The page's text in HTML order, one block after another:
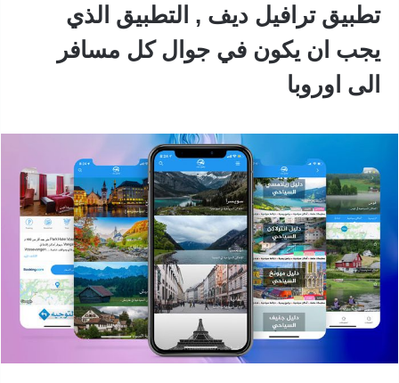
تطبيق ترافيل ديف , التطبيق الذي
يجب ان يكون في جوال كل مسافر
الى اوروبا